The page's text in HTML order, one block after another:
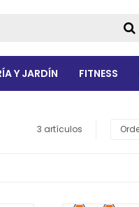
Y JARDÍN FITNESS
3 artículos